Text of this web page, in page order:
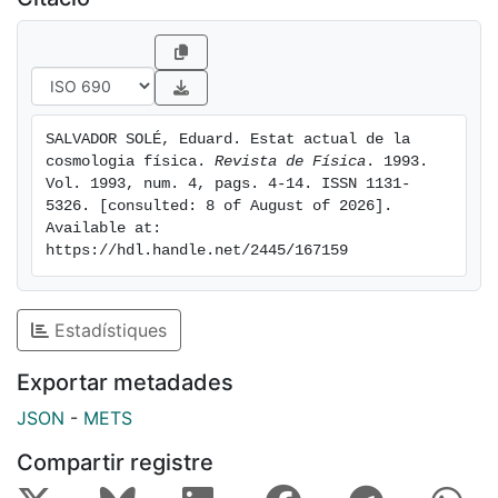
hipòtesis aparentment agoserades i que les
observacions, cada cop més fines i precises, no
sempre donen el resultat esperat d'antuvi en el marc
de les hipòtesis avançades.
SALVADOR SOLÉ, Eduard. Estat actual de la
cosmologia física. Revista de Física . 1993.
Vol. 1993, num. 4, pags. 4-14. ISSN 1131-
5326. [consulted: 8 of August of 2026].
Available at:
https://hdl.handle.net/2445/167159
Estadístiques
Exportar metadades
JSON - METS
Compartir registre